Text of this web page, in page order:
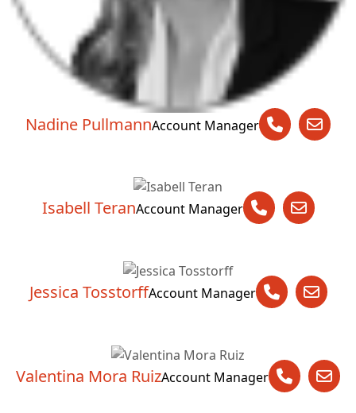
Nadine PullmannAccount Manager
Isabell TeranAccount Manager
Jessica TosstorffAccount Manager
Valentina Mora RuizAccount Manager